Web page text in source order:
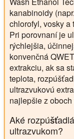
kanabinoidy
chlorofyl, vosky a
Pri porovnaní je
rýchlejšia,
konvenčná
extrakciu, ak sa
teplota,
ultrazvukovú
najlepšie z oboch
Aké
ultrazvukom?